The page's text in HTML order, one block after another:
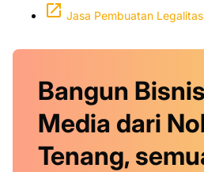
Jasa Pembuatan Legalitas
Bangun
Media dari
Tenang,